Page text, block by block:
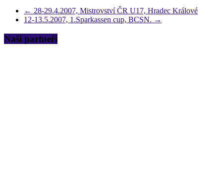
← 28-29.4.2007, Mistrovství ČR U17, Hradec Králové
12-13.5.2007, 1.Sparkassen cup, BCSN. →
Naši partneři